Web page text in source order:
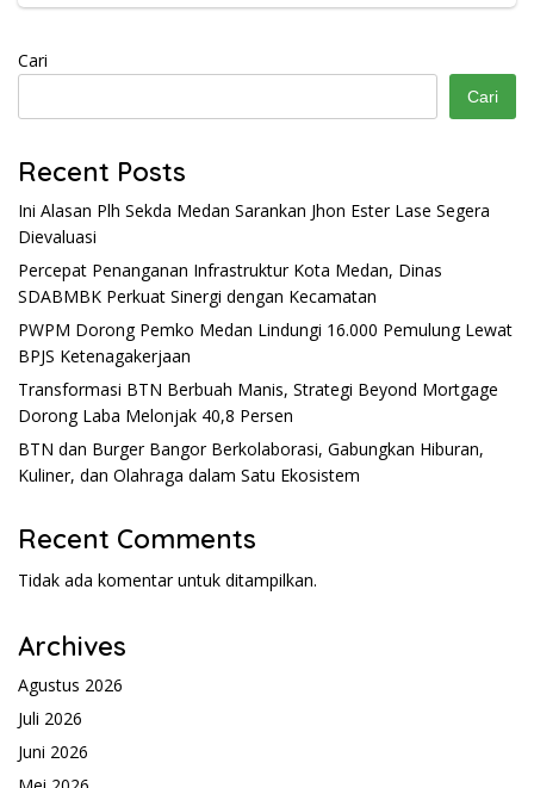
Cari
Cari
Recent Posts
Ini Alasan Plh Sekda Medan Sarankan Jhon Ester Lase Segera
Dievaluasi
Percepat Penanganan Infrastruktur Kota Medan, Dinas
SDABMBK Perkuat Sinergi dengan Kecamatan
PWPM Dorong Pemko Medan Lindungi 16.000 Pemulung Lewat
BPJS Ketenagakerjaan
Transformasi BTN Berbuah Manis, Strategi Beyond Mortgage
Dorong Laba Melonjak 40,8 Persen
BTN dan Burger Bangor Berkolaborasi, Gabungkan Hiburan,
Kuliner, dan Olahraga dalam Satu Ekosistem
Recent Comments
Tidak ada komentar untuk ditampilkan.
Archives
Agustus 2026
Juli 2026
Juni 2026